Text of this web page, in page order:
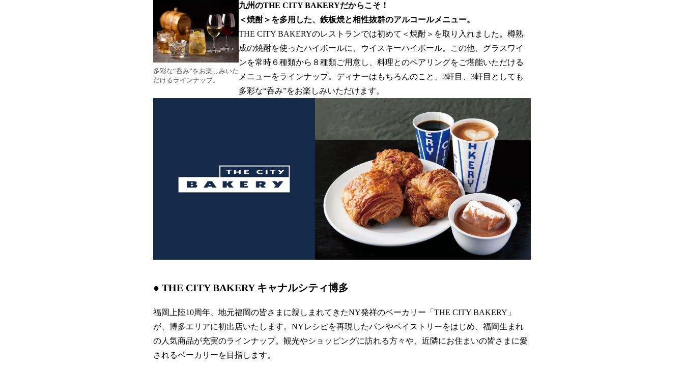
多彩な“呑み”をお楽しみいた
だけるラインナップ。
九州のTHE CITY BAKERYだからこそ！
＜焼酎＞を多用した、鉄板焼と相性抜群のアルコールメニュー。
THE CITY BAKERYのレストランでは初めて＜焼酎＞を取り入れました。樽熟
成の焼酎を使ったハイボールに、ウイスキーハイボール。この他、グラスワイ
ンを常時６種類から８種類ご用意し、料理とのペアリングをご堪能いただける
メニューをラインナップ。ディナーはもちろんのこと、2軒目、3軒目としても
多彩な“呑み”をお楽しみいただけます。
● THE CITY BAKERY キャナルシティ博多
福岡上陸10周年、地元福岡の皆さまに親しまれてきたNY発祥のベーカリー「THE CITY BAKERY」
が、博多エリアに初出店いたします。NYレシピを再現したパンやペイストリーをはじめ、福岡生まれ
の人気商品が充実のラインナップ。観光やショッピングに訪れる方々や、近隣にお住まいの皆さまに愛
されるベーカリーを目指します。